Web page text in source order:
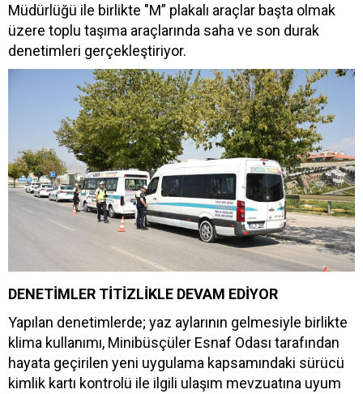
Müdürlüğü ile birlikte "M” plakalı araçlar başta olmak
üzere toplu taşıma araçlarında saha ve son durak
denetimleri gerçekleştiriyor.
DENETİMLER TİTİZLİKLE DEVAM EDİYOR
Yapılan denetimlerde; yaz aylarının gelmesiyle birlikte
klima kullanımı, Minibüsçüler Esnaf Odası tarafından
hayata geçirilen yeni uygulama kapsamındaki sürücü
kimlik kartı kontrolü ile ilgili ulaşım mevzuatına uyum